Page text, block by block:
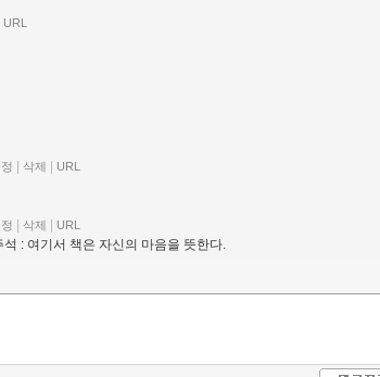
URL
삭제 URL
삭제 URL
: 여기서 책은 자신의 마음을 뜻한다.